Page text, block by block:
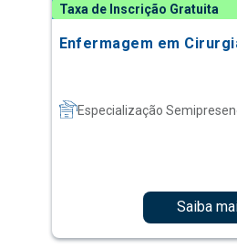
Taxa de Inscrição Gratuita
Enfermagem em
Especialização
Saiba